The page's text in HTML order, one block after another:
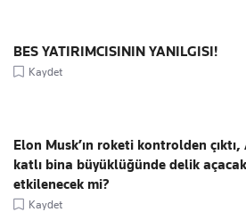
BES YATIRIMCISININ YANILGISI!
Kaydet
Elon Musk’ın roketi kontrolden
katlı bina büyüklüğünde delik
etkilenecek mi?
Kaydet